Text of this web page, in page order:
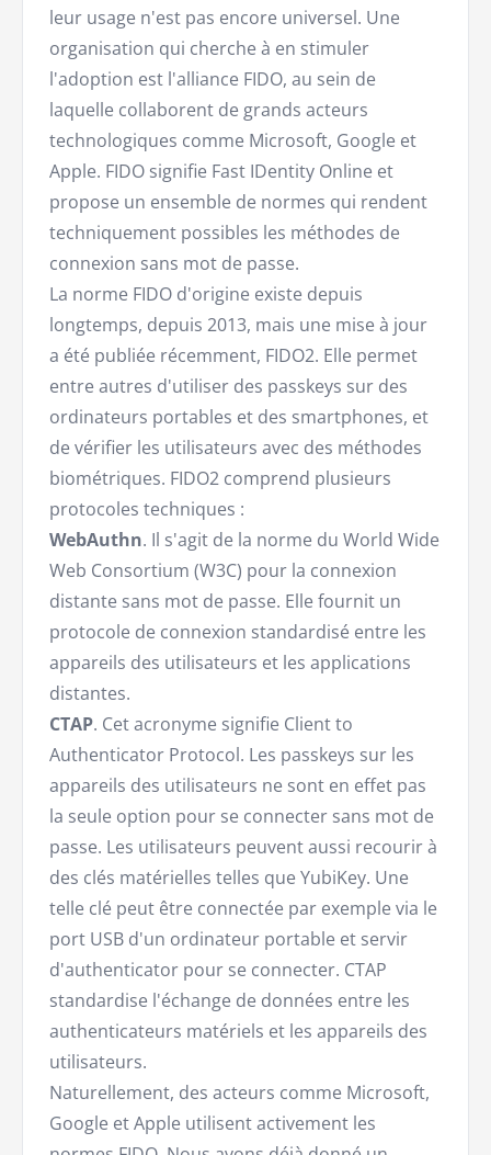
leur usage n'est pas encore universel. Une
organisation qui cherche à en stimuler
l'adoption est l'alliance FIDO, au sein de
laquelle collaborent de grands acteurs
technologiques comme Microsoft, Google et
Apple. FIDO signifie Fast IDentity Online et
propose un ensemble de normes qui rendent
techniquement possibles les méthodes de
connexion sans mot de passe.
La norme FIDO d'origine existe depuis
longtemps, depuis 2013, mais une mise à jour
a été publiée récemment, FIDO2. Elle permet
entre autres d'utiliser des passkeys sur des
ordinateurs portables et des smartphones, et
de vérifier les utilisateurs avec des méthodes
biométriques. FIDO2 comprend plusieurs
protocoles techniques :
WebAuthn. Il s'agit de la norme du World Wide
Web Consortium (W3C) pour la connexion
distante sans mot de passe. Elle fournit un
protocole de connexion standardisé entre les
appareils des utilisateurs et les applications
distantes.
CTAP. Cet acronyme signifie Client to
Authenticator Protocol. Les passkeys sur les
appareils des utilisateurs ne sont en effet pas
la seule option pour se connecter sans mot de
passe. Les utilisateurs peuvent aussi recourir à
des clés matérielles telles que YubiKey. Une
telle clé peut être connectée par exemple via le
port USB d'un ordinateur portable et servir
d'authenticator pour se connecter. CTAP
standardise l'échange de données entre les
authenticateurs matériels et les appareils des
utilisateurs.
Naturellement, des acteurs comme Microsoft,
Google et Apple utilisent activement les